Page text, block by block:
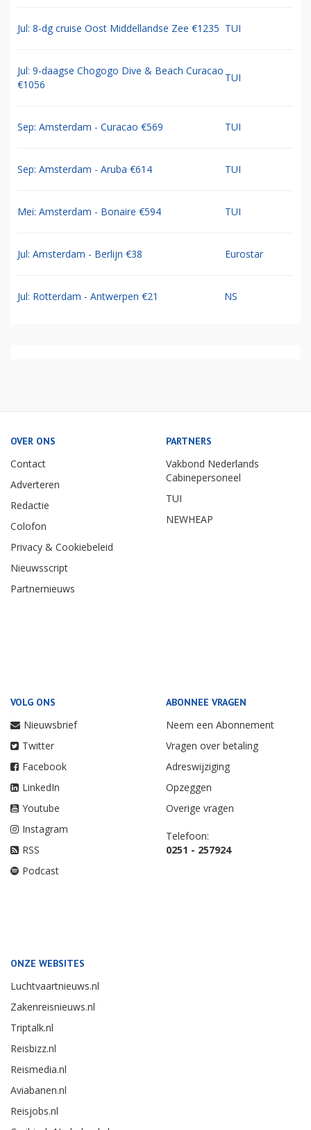
Jul: 8-dg cruise Oost Middellandse Zee €1235 TUI
Jul: 9-daagse Chogogo Dive & Beach Curacao
€1056
TUI
Sep: Amsterdam - Curacao €569 TUI
Sep: Amsterdam - Aruba €614 TUI
Mei: Amsterdam - Bonaire €594 TUI
Jul: Amsterdam - Berlijn €38 Eurostar
Jul: Rotterdam - Antwerpen €21 NS
OVER ONS
Contact
Adverteren
Redactie
Colofon
Privacy & Cookiebeleid
Nieuwsscript
Partnernieuws
PARTNERS
Vakbond Nederlands
Cabinepersoneel
TUI
NEWHEAP
VOLG ONS
Nieuwsbrief
Twitter
Facebook
LinkedIn
Youtube
Instagram
RSS
Podcast
ABONNEE VRAGEN
Neem een Abonnement
Vragen over betaling
Adreswijziging
Opzeggen
Overige vragen
Telefoon:
0251 - 257924
ONZE WEBSITES
Luchtvaartnieuws.nl
Zakenreisnieuws.nl
Triptalk.nl
Reisbizz.nl
Reismedia.nl
Aviabanen.nl
Reisjobs.nl